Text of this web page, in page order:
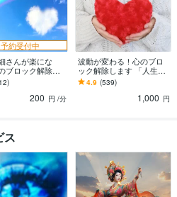
予約受付中
さんが楽にな
ブロック解除し
づらさから自由
せんか？
200 円 /分
波動が変わる！心のブロ
ック解除します 「人生こ
んなはずじゃなかっ
た…」本当の願いを叶え
4.9 (539)
1,000 円
ス